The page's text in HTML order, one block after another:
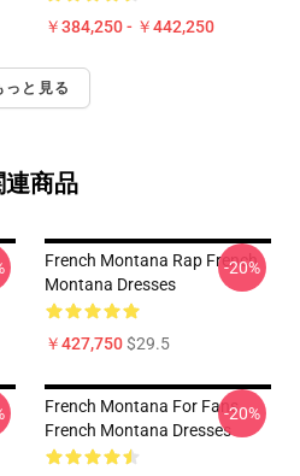
￥384,250 - ￥442,250
っと見る
連商品
French Montana Rap French
Montana Dresses
￥427,750$29.5
-20%
French Montana For Fans
French Montana Dresses
-20%